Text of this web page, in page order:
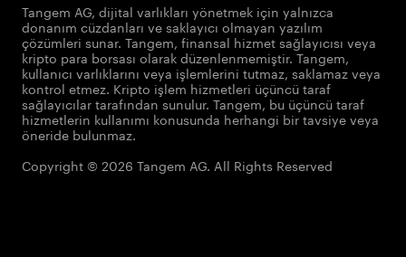
Tangem AG, dijital varlıkları yönetmek için yalnızca
donanım cüzdanları ve saklayıcı olmayan yazılım
çözümleri sunar. Tangem, finansal hizmet sağlayıcısı veya
kripto para borsası olarak düzenlenmemiştir. Tangem,
kullanıcı varlıklarını veya işlemlerini tutmaz, saklamaz veya
kontrol etmez. Kripto işlem hizmetleri üçüncü taraf
sağlayıcılar tarafından sunulur. Tangem, bu üçüncü taraf
hizmetlerin kullanımı konusunda herhangi bir tavsiye veya
öneride bulunmaz.